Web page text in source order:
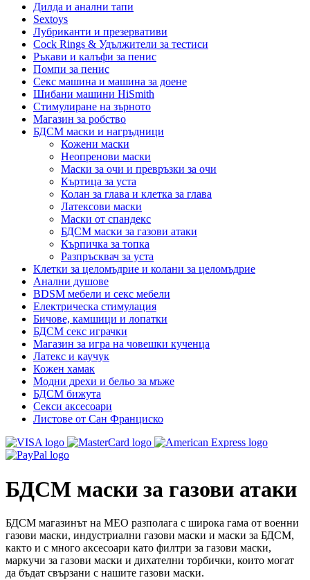
Дилда и анални тапи
Sextoys
Лубриканти и презервативи
Cock Rings & Удължители за тестиси
Ръкави и калъфи за пенис
Помпи за пенис
Секс машина и машина за доене
Шибани машини HiSmith
Стимулиране на зърното
Магазин за робство
БДСМ маски и нагръдници
Кожени маски
Неопренови маски
Маски за очи и превръзки за очи
Къртица за уста
Колан за глава и клетка за глава
Латексови маски
Маски от спандекс
БДСМ маски за газови атаки
Кърпичка за топка
Разпръсквач за уста
Клетки за целомъдрие и колани за целомъдрие
Анални душове
BDSM мебели и секс мебели
Електрическа стимулация
Бичове, камшици и лопатки
БДСМ секс играчки
Магазин за игра на човешки кученца
Латекс и каучук
Кожен хамак
Модни дрехи и бельо за мъже
БДСМ бижута
Секси аксесоари
Листове от Сан Франциско
БДСМ маски за газови атаки
БДСМ магазинът на MEO разполага с широка гама от военни
газови маски, индустриални газови маски и маски за БДСМ,
както и с много аксесоари като филтри за газови маски,
маркучи за газови маски и дихателни торбички, които могат
да бъдат свързани с нашите газови маски.